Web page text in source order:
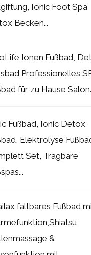
Ionic Foot Spa
Becken...
Ionen Fußbad,
Professionelles
für zu Hause
Fußbad, Ionic Detox
Elektrolyse
Set, Tragbare
faltbares Fußbad
&